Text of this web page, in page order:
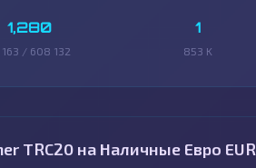
1,280
163 / 608 132
1
853 K
TRC20 на Наличные Евро EUR